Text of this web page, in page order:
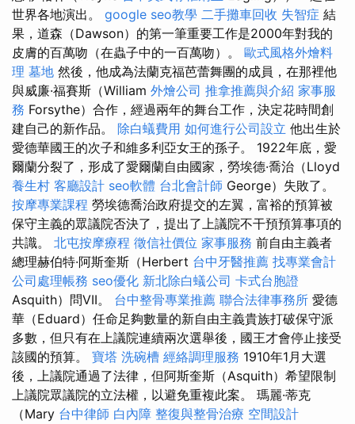
世界各地演出。 google seo教學 二手攤車回收 失智症 結
果，道森（Dawson）的第一筆重要工作是2000年對我的
皮膚的百萬吻（在蟲子中的一百萬吻）。 歐式風格外燴料
理 墓地 然後，他成為法蘭克福芭蕾舞團的成員，在那裡他
與威廉·福賽斯（William 外燴公司 推拿推薦與介紹 家事服
務 Forsythe）合作，經過兩年的舞台工作，決定花時間創
建自己的新作品。 除白蟻費用 如何進行公司設立 他出生於
愛德華國王的次子和維多利亞女王的孫子。 1922年底，愛
爾蘭分裂了，形成了愛爾蘭自由國家，勞埃德·喬治（Lloyd
養生村 客廳設計 seo軟體 台北會計師 George）失敗了。
按摩專業課程 勞埃德喬治政府提交的左翼，富裕的預算被
保守主義的眾議院否決了，提出了上議院不干預預算事項的
共識。 北屯按摩療程 徵信社價位 家事服務 前自由主義者
總理赫伯特·阿斯奎斯（Herbert 台中牙醫推薦 找專業會計
公司處理帳務 seo優化 新北除白蟻公司 卡式台胞證
Asquith）問VII。 台中整骨專業推薦 聯合法律事務所 愛德
華（Eduard）任命足夠數量的新自由主義貴族打破保守派
多數，但只有在上議院連續兩次選舉後，國王才會停止接受
該國的預算。 寶塔 洗碗槽 經絡調理服務 1910年1月大選
後，上議院通過了法律，但阿斯奎斯（Asquith）希望限制
上議院眾議院的立法權，以避免重複此案。 瑪麗·蒂克
（Mary 台中律師 白內障 整復與整骨治療 空間設計